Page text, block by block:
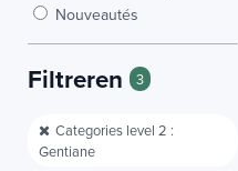
Nouveautés
Filtreren 3
Categories level 2 :
Gentiane